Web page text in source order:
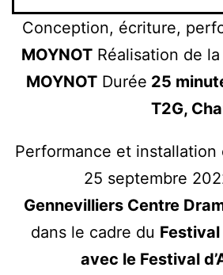
Conception, écriture,
MOYNOT Réalisation de
MOYNOT Durée 25
T2G,
Performance et
25 septembre
Gennevilliers Centre
dans le cadre du
avec le Festival